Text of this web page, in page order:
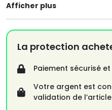
DE 400 BD A L'UNTEES en v o / u s a
////////////////////////////////
boutique//////////////////
Afficher plus
La protection
Paiement sécurisé
Votre argent est
validation de l’article